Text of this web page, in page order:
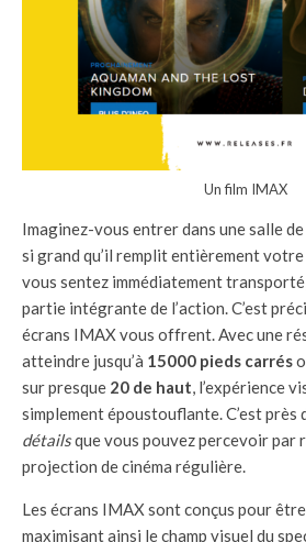
Un film IMAX
Imaginez-vous entrer dans une salle de
si grand qu’il remplit entièrement votre
vous sentez immédiatement
partie intégrante de l’action. C’est
écrans IMAX vous offrent. Avec une
atteindre jusqu’à 15000 pieds carrés
sur presque 20 de haut, l’expérience
simplement époustouflante. C’est près
détailsque vous pouvez percevoir par
projection de cinéma régulière.
Les écrans IMAX sont conçus pour
maximisant ainsi le champ visuel du